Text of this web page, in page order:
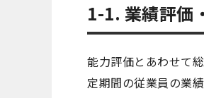
1-1. 業績評価
能力評価とあわせて
定期間の従業員の業